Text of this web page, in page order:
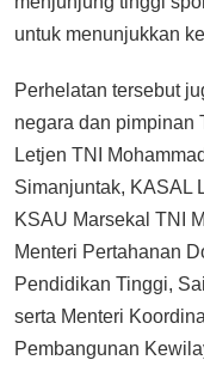
untuk menunjukkan
Perhelatan tersebut
negara dan pimpinan
Letjen TNI
Simanjuntak, KASAL
KSAU Marsekal TNI
Menteri Pertahanan
Pendidikan Tinggi,
serta Menteri
Pembangunan